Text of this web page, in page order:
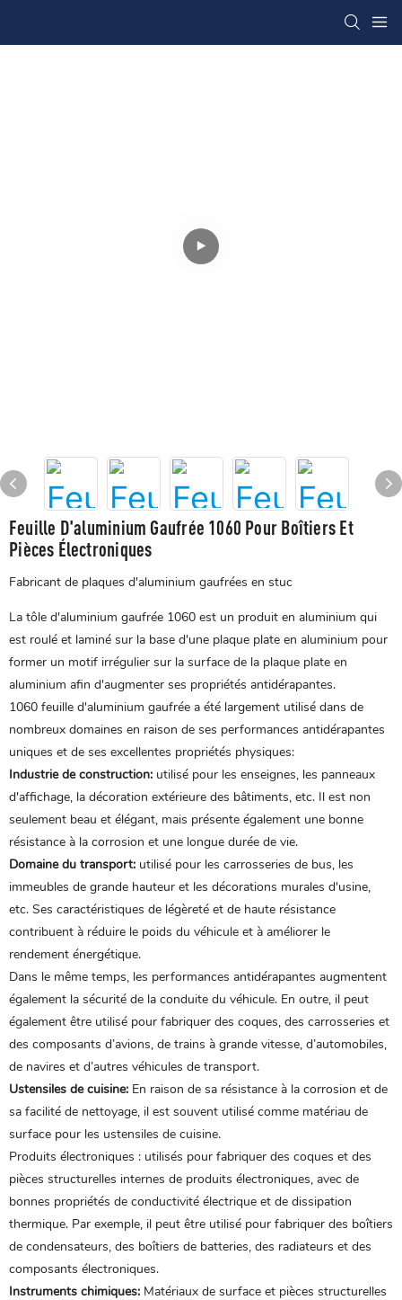
Feuille D'aluminium Gaufrée 1060 Pour Boîtiers Et
Pièces Électroniques
Fabricant de plaques d'aluminium gaufrées en stuc
La tôle d'aluminium gaufrée 1060 est un produit en aluminium qui
est roulé et laminé sur la base d'une plaque plate en aluminium pour
former un motif irrégulier sur la surface de la plaque plate en
aluminium afin d'augmenter ses propriétés antidérapantes.
1060 feuille d'aluminium gaufrée a été largement utilisé dans de
nombreux domaines en raison de ses performances antidérapantes
uniques et de ses excellentes propriétés physiques:
Industrie de construction: utilisé pour les enseignes, les panneaux
d'affichage, la décoration extérieure des bâtiments, etc. Il est non
seulement beau et élégant, mais présente également une bonne
résistance à la corrosion et une longue durée de vie.
Domaine du transport: utilisé pour les carrosseries de bus, les
immeubles de grande hauteur et les décorations murales d'usine,
etc. Ses caractéristiques de légèreté et de haute résistance
contribuent à réduire le poids du véhicule et à améliorer le
rendement énergétique.
Dans le même temps, les performances antidérapantes augmentent
également la sécurité de la conduite du véhicule. En outre, il peut
également être utilisé pour fabriquer des coques, des carrosseries et
des composants d’avions, de trains à grande vitesse, d’automobiles,
de navires et d’autres véhicules de transport.
Ustensiles de cuisine: En raison de sa résistance à la corrosion et de
sa facilité de nettoyage, il est souvent utilisé comme matériau de
surface pour les ustensiles de cuisine.
Produits électroniques : utilisés pour fabriquer des coques et des
pièces structurelles internes de produits électroniques, avec de
bonnes propriétés de conductivité électrique et de dissipation
thermique. Par exemple, il peut être utilisé pour fabriquer des boîtiers
de condensateurs, des boîtiers de batteries, des radiateurs et des
composants électroniques.
Instruments chimiques: Matériaux de surface et pièces structurelles